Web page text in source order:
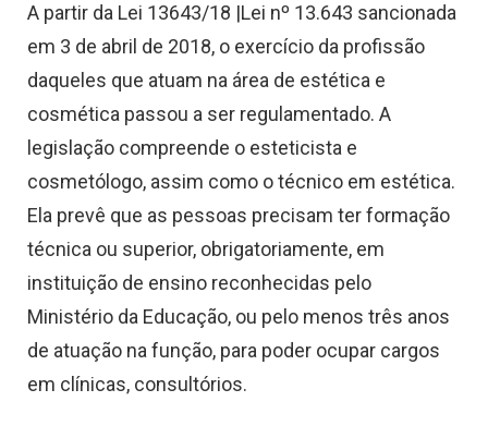
A partir da Lei 13643/18 |Lei nº 13.643 sancionada
em 3 de abril de 2018, o exercício da profissão
daqueles que atuam na área de estética e
cosmética passou a ser regulamentado. A
legislação compreende o esteticista e
cosmetólogo, assim como o técnico em estética.
Ela prevê que as pessoas precisam ter formação
técnica ou superior, obrigatoriamente, em
instituição de ensino reconhecidas pelo
Ministério da Educação, ou pelo menos três anos
de atuação na função, para poder ocupar cargos
em clínicas, consultórios.